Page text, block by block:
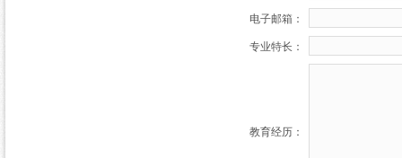
电子邮箱：
专业特长：
教育经历：